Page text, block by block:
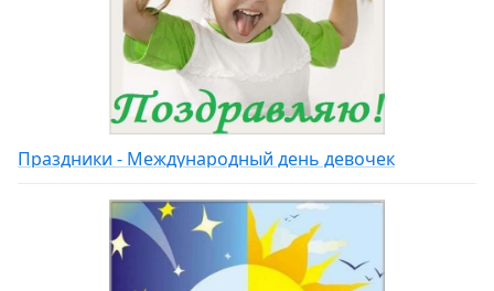
Праздники - Международный день девочек